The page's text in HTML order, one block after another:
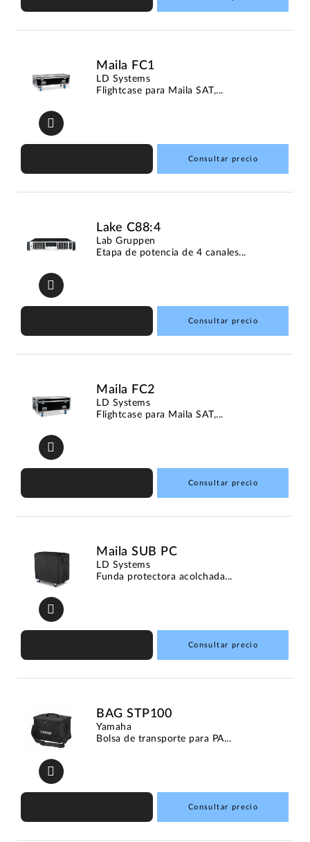
Maila FC1
LD Systems
Flightcase para Maila SAT,...
Consultar precio
Lake C88:4
Lab Gruppen
Etapa de potencia de 4 canales...
Consultar precio
Maila FC2
LD Systems
Flightcase para Maila SAT,...
Consultar precio
Maila SUB PC
LD Systems
Funda protectora acolchada...
Consultar precio
BAG STP100
Yamaha
Bolsa de transporte para PA...
Consultar precio